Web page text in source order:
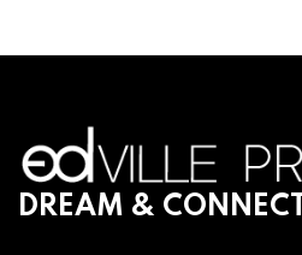
DREAM & CONNECT